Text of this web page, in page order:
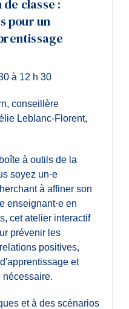
classe :
pour un
à 12 h 30
conseillère
Leblanc-Florent,
à outils de la
soyez un·e
à affiner son
enseignant·e en
cet atelier interactif
prévenir les
positives,
et
nécessaire.
et à des scénarios